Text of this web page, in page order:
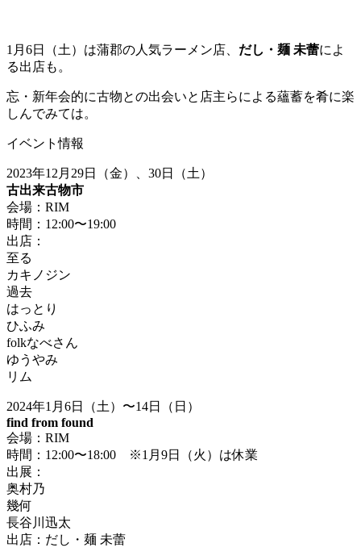
1月6日（土）は蒲郡の人気ラーメン店、 だし・麺 未蕾によ
る出店も。
忘・新年会的に古物との出会いと店主らによる蘊蓄を肴に楽
しんでみては。
イベント情報
2023年12月29日（金）、30日（土）
古出来古物市
会場：RIM
時間：12:00〜19:00
出店：
至る
カキノジン
過去
はっとり
ひふみ
folkなべさん
ゆうやみ
リム
2024年1月6日（土）〜14日（日）
find from found
会場：RIM
時間：12:00〜18:00 ※1月9日（火）は休業
出展：
奥村乃
幾何
長谷川迅太
出店：だし・麺 未蕾